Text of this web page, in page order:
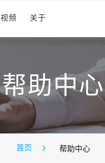
视频 关于
帮助中心
首页 帮助中心